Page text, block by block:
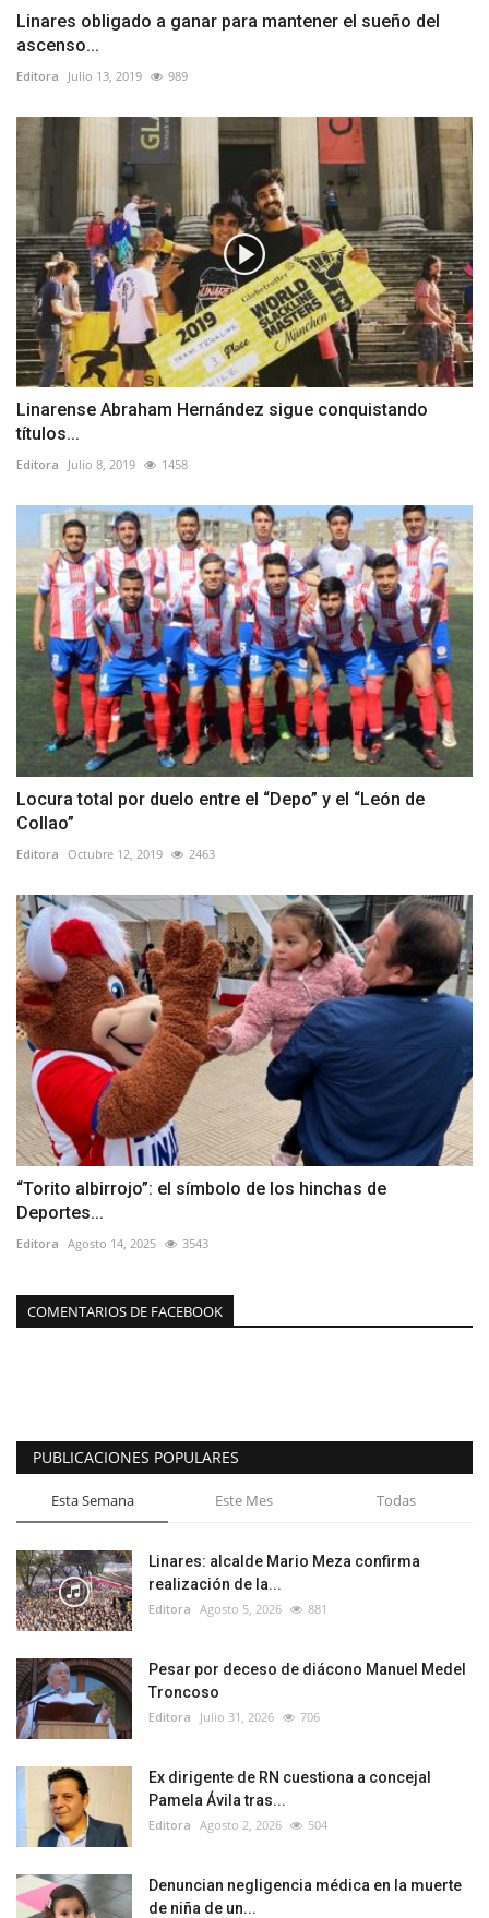
Linares obligado a ganar para mantener el sueño del
ascenso...
Editora Julio 13, 2019 989
Linarense Abraham Hernández sigue conquistando
títulos...
Editora Julio 8, 2019 1458
Locura total por duelo entre el “Depo” y el “León de
Collao”
Editora Octubre 12, 2019 2463
“Torito albirrojo”: el símbolo de los hinchas de
Deportes...
Editora Agosto 14, 2025 3543
COMENTARIOS DE FACEBOOK
PUBLICACIONES POPULARES
Esta Semana Este Mes Todas
Linares: alcalde Mario Meza confirma
realización de la...
Editora Agosto 5, 2026 881
Pesar por deceso de diácono Manuel Medel
Troncoso
Editora Julio 31, 2026 706
Ex dirigente de RN cuestiona a concejal
Pamela Ávila tras...
Editora Agosto 2, 2026 504
Denuncian negligencia médica en la muerte
de niña de un...